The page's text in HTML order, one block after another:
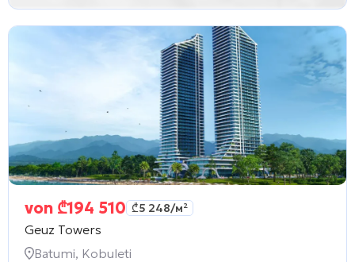
von ₾194 510 ₾5 248/м²
Geuz Towers
Batumi, Kobuleti